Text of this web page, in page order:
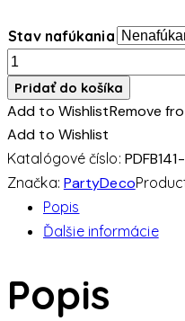
4.90€
9.00€
Stav nafúkania
množstvo
Srdce
biele
75x64,5cm
-
fóliový
balónik
Pridať do košíka
Add to WishlistRemove
Add to Wishlist
Katalógové číslo:
Značka: PartyDeco
Popis
Ďalšie informácie
Popis